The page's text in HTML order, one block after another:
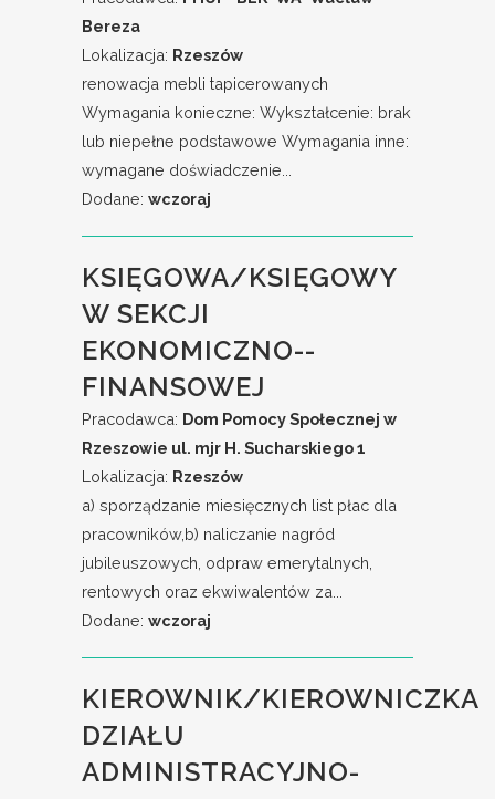
Bereza
Lokalizacja: Rzeszów
renowacja mebli tapicerowanych
Wymagania konieczne: Wykształcenie: brak
lub niepełne podstawowe Wymagania inne:
wymagane doświadczenie...
Dodane: wczoraj
KSIĘGOWA/KSIĘGOWY
W SEKCJI
EKONOMICZNO--
FINANSOWEJ
Pracodawca: Dom Pomocy Społecznej w
Rzeszowie ul. mjr H. Sucharskiego 1
Lokalizacja: Rzeszów
a) sporządzanie miesięcznych list płac dla
pracowników,b) naliczanie nagród
jubileuszowych, odpraw emerytalnych,
rentowych oraz ekwiwalentów za...
Dodane: wczoraj
KIEROWNIK/KIEROWNICZKA
DZIAŁU
ADMINISTRACYJNO-